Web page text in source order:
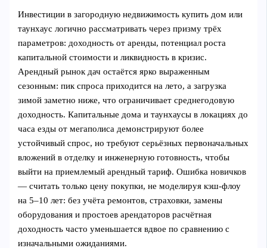
Инвестиции в загородную недвижимость купить дом или
таунхаус логично рассматривать через призму трёх
параметров: доходность от аренды, потенциал роста
капитальной стоимости и ликвидность в кризис.
Арендный рынок дач остаётся ярко выраженным
сезонным: пик спроса приходится на лето, а загрузка
зимой заметно ниже, что ограничивает среднегодовую
доходность. Капитальные дома и таунхаусы в локациях до
часа езды от мегаполиса демонстрируют более
устойчивый спрос, но требуют серьёзных первоначальных
вложений в отделку и инженерную готовность, чтобы
выйти на приемлемый арендный тариф. Ошибка новичков
— считать только цену покупки, не моделируя кэш‑флоу
на 5–10 лет: без учёта ремонтов, страховки, замены
оборудования и простоев арендаторов расчётная
доходность часто уменьшается вдвое по сравнению с
изначальными ожиданиями.